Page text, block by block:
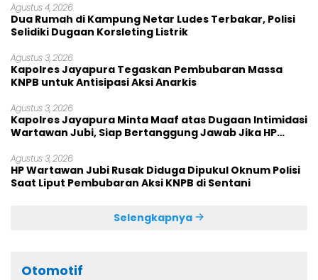
Agustus 4, 2026
Dua Rumah di Kampung Netar Ludes Terbakar, Polisi
Selidiki Dugaan Korsleting Listrik
Agustus 3, 2026
Kapolres Jayapura Tegaskan Pembubaran Massa
KNPB untuk Antisipasi Aksi Anarkis
Agustus 3, 2026
Kapolres Jayapura Minta Maaf atas Dugaan Intimidasi
Wartawan Jubi, Siap Bertanggung Jawab Jika HP
Agustus 3, 2026
HP Wartawan Jubi Rusak Diduga Dipukul Oknum Polisi
Saat Liput Pembubaran Aksi KNPB di Sentani
Selengkapnya
Otomotif